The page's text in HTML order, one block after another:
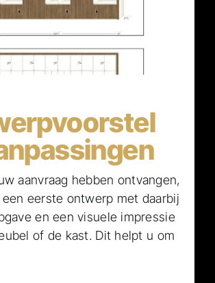
aanvraag hebben ontvangen,
eerste ontwerp met daarbij
en een visuele impressie
of de kast. Dit helpt u om